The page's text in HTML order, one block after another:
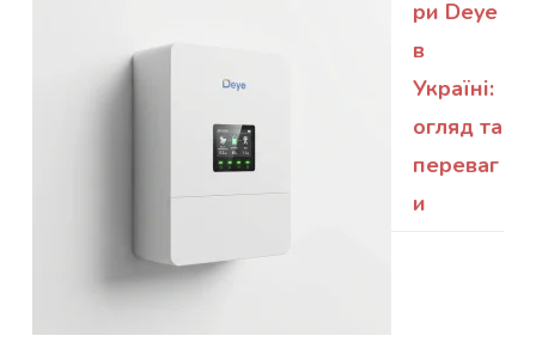
ри Deye
в
Україні:
огляд та
переваг
и